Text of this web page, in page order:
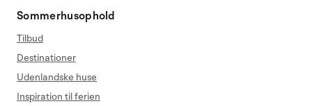
Sommerhusophold
Tilbud
Destinationer
Udenlandske huse
Inspiration til ferien